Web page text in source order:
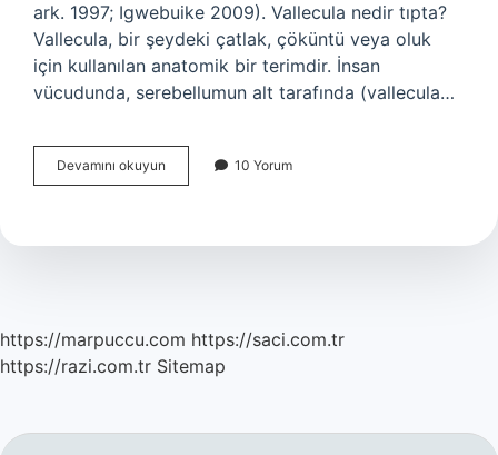
ark. 1997; Igwebuike 2009). Vallecula nedir tıpta?
Vallecula, bir şeydeki çatlak, çöküntü veya oluk
için kullanılan anatomik bir terimdir. İnsan
vücudunda, serebellumun alt tarafında (vallecula…
Devamını okuyun Caruncula
Ne
10 Yorum
https://marpuccu.com https://saci.com.tr
https://razi.com.tr Sitemap